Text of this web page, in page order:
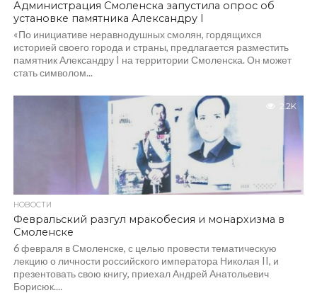
Администрация Смоленска запустила опрос об
установке памятника Александру I
«По инициативе неравнодушных смолян, гордящихся
историей своего города и страны, предлагается разместить
памятник Александру I на территории Смоленска. Он может
стать символом...
2.2K
НОВОСТИ
Февральский разгул мракобесия и монархизма в
Смоленске
6 февраля в Смоленске, с целью провести тематическую
лекцию о личности российского императора Николая II, и
презентовать свою книгу, приехал Андрей Анатольевич
Борисюк....